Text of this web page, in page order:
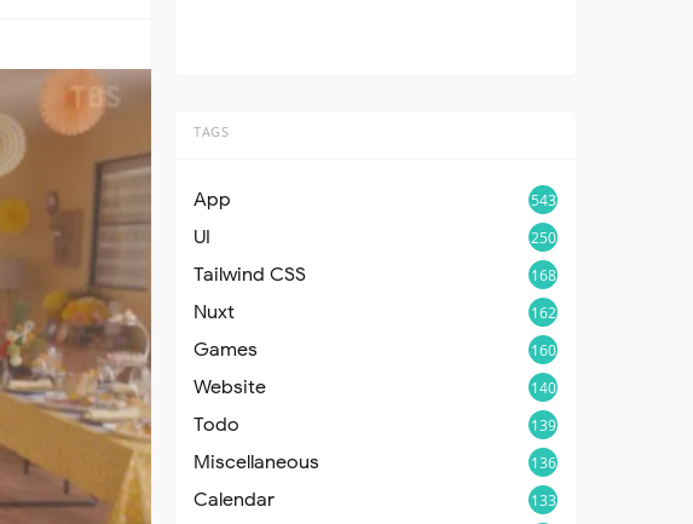
TAGS
App 543
UI 250
Tailwind CSS 168
Nuxt 162
Games 160
Website 140
Todo 139
Miscellaneous 136
Calendar 133